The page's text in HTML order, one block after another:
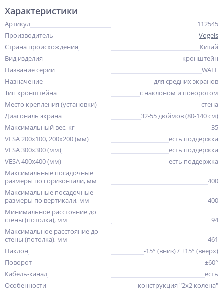
Характеристики
Артикул
112545
Производитель
Vogels
Страна происхождения
Китай
Вид изделия
кронштейн
Название серии
WALL
Назначение
для средних экранов
Тип кронштейна
с наклоном и поворотом
Место крепления (установки)
стена
Диагональ экрана
32-55 дюймов (80-140 см)
Максимальный вес, кг
35
VESA 200x100, 200x200 (мм)
есть поддержка
VESA 300x300 (мм)
есть поддержка
VESA 400x400 (мм)
есть поддержка
Максимальные посадочные
размеры по горизонтали, мм
400
Максимальные посадочные
размеры по вертикали, мм
400
Минимальное расстояние до
стены (потолка), мм
94
Максимальное расстояние до
стены (потолка), мм
461
Наклон
-15° (вниз) / +15° (вверх)
Поворот
±60°
Кабель-канал
есть
Особенности
конструкция "2x2 колена"